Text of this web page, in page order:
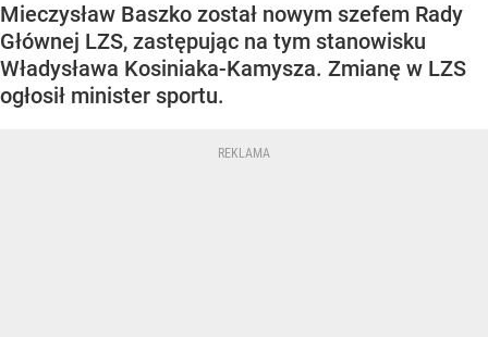
Mieczysław Baszko został nowym szefem Rady
Głównej LZS, zastępując na tym stanowisku
Władysława Kosiniaka-Kamysza. Zmianę w LZS
ogłosił minister sportu.